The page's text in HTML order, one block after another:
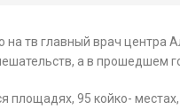
тв главный врач центра
а в прошедшем
площадях, 95 койко-